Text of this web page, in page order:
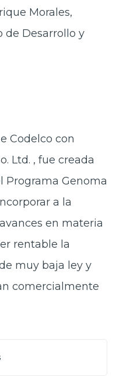
Morales,
de Desarrollo y
Codelco con
Ltd. , fue creada
Programa Genoma
a la
en materia
rentable la
muy baja ley y
comercialmente